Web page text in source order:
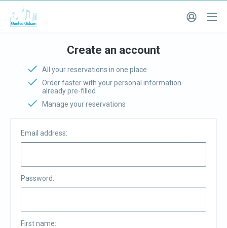
Create an account
All your reservations in one place
Order faster with your personal information
already pre-filled
Manage your reservations
Email address:
Password:
First name: